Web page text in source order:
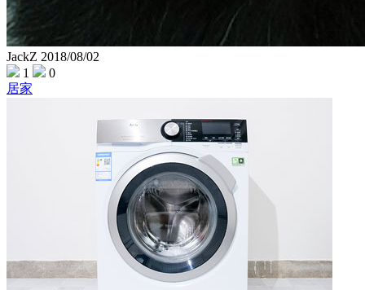
JackZ 2018/08/02
1
0
居家